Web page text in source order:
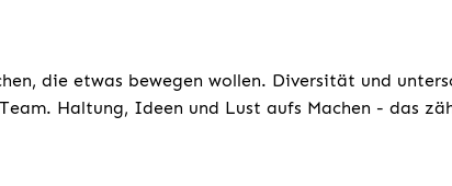
die etwas bewegen wollen. Diversität und
Haltung, Ideen und Lust aufs Machen - das